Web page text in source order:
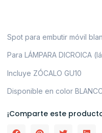
Spot para embutir móvil
Para LÁMPARA DICROICA
Incluye ZÓCALO GU10
Disponible en color
¡Comparte este